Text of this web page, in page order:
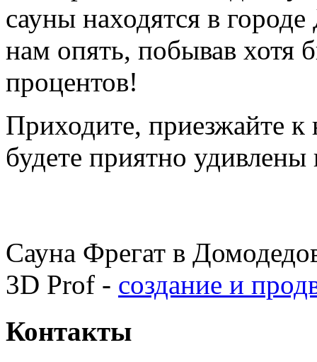
сауны находятся в
нам опять, побывав хотя
процентов!
Приходите, приезжайте
будете приятно удивлены
Сауна Фрегат в
3D Prof - cоздание и
Контакты